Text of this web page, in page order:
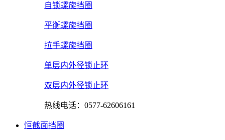
自锁螺旋挡圈
平衡螺旋挡圈
拉手螺旋挡圈
单层内外径锁止环
双层内外径锁止环
热线电话：0577-62606161
恒截面挡圈